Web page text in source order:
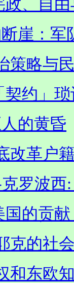
政、自
崖：军
策略与
约」琐
的黄昏
改革户
罗波西
国的贡
克的社
和东欧